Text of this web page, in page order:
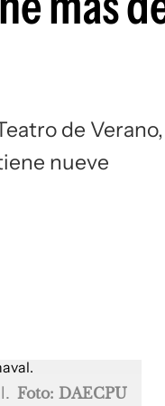
de Verano,
nueve
Foto: DAECPU